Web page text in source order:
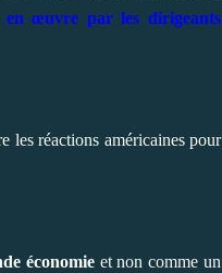
en œuvre par les dirigeants
les réactions américaines pour
économieet non comme un